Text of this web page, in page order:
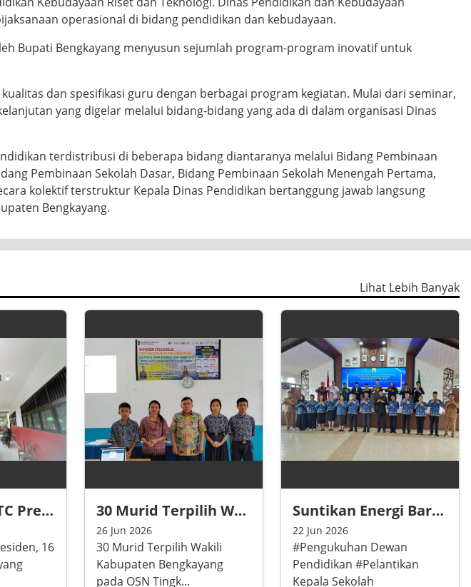
1999, Menteri Dalam Negeri dan Otonomi Daerah mengangkat Bupati
bengkayang dilakukan dari segala lini, termasuk diantaranya bidang
Pendidikan dan Kebudayaan Kabupaten Bengkayang yang saat ini di Jabat oleh
merupakan instansi yang berada di bawah kewenangan pemerintah kabupaten
Kebudayaan Riset dan Teknologi. Dinas Pendidikan dan Kebudayaan
operasional di bidang pendidikan dan kebudayaan.
Bupati Bengkayang menyusun sejumlah program-program inovatif untuk
yang digelar melalui bidang-bidang yang ada di dalam organisasi Dinas
terdistribusi di beberapa bidang diantaranya melalui Bidang Pembinaan
Bengkayang.
Lihat Lebih Banyak